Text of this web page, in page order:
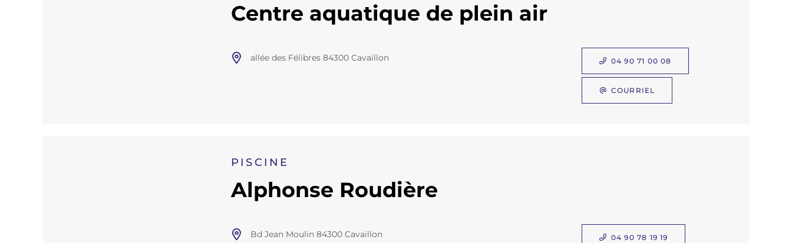
Centre aquatique de plein air
allée des Félibres 84300 Cavaillon 04 90 71 00 08
COURRIEL
PISCINE
Alphonse Roudière
Bd Jean Moulin 84300 Cavaillon 04 90 78 19 19